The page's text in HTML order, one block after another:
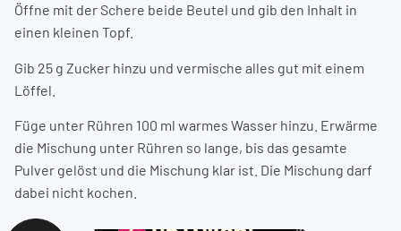
Öffne mit der Schere beide Beutel und gib den Inhalt in
einen kleinen Topf.
Gib 25 g Zucker hinzu und vermische alles gut mit einem
Löffel.
Füge unter Rühren 100 ml warmes Wasser hinzu. Erwärme
die Mischung unter Rühren so lange, bis das gesamte
Pulver gelöst und die Mischung klar ist. Die Mischung darf
dabei nicht kochen.